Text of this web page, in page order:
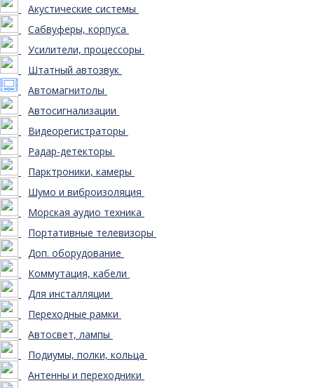
Акустические системы
Сабвуферы, корпуса
Усилители, процессоры
Штатный автозвук
Автомагнитолы
Автосигнализации
Видеорегистраторы
Радар-детекторы
Парктроники, камеры
Шумо и виброизоляция
Морская аудио техника
Портативные телевизоры
Доп. оборудование
Коммутация, кабели
Для инсталляции
Переходные рамки
Автосвет, лампы
Подиумы, полки, кольца
Антенны и переходники